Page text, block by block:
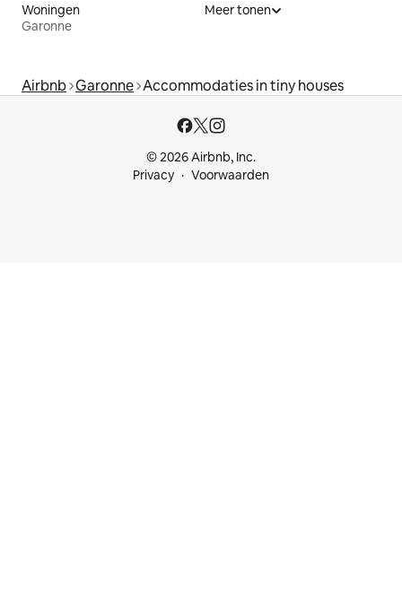
Woningen
Garonne
Meer tonen
Airbnb Garonne Accommodaties in tiny houses
© 2026 Airbnb, Inc.
Privacy
Voorwaarden